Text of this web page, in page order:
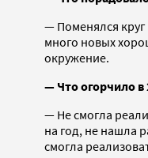
— Поменялся
много новых
окружение.
— Что огорчило в
— Не смогла
на год, не нашла
смогла